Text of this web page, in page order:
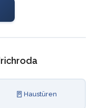
🚪 Haustüren